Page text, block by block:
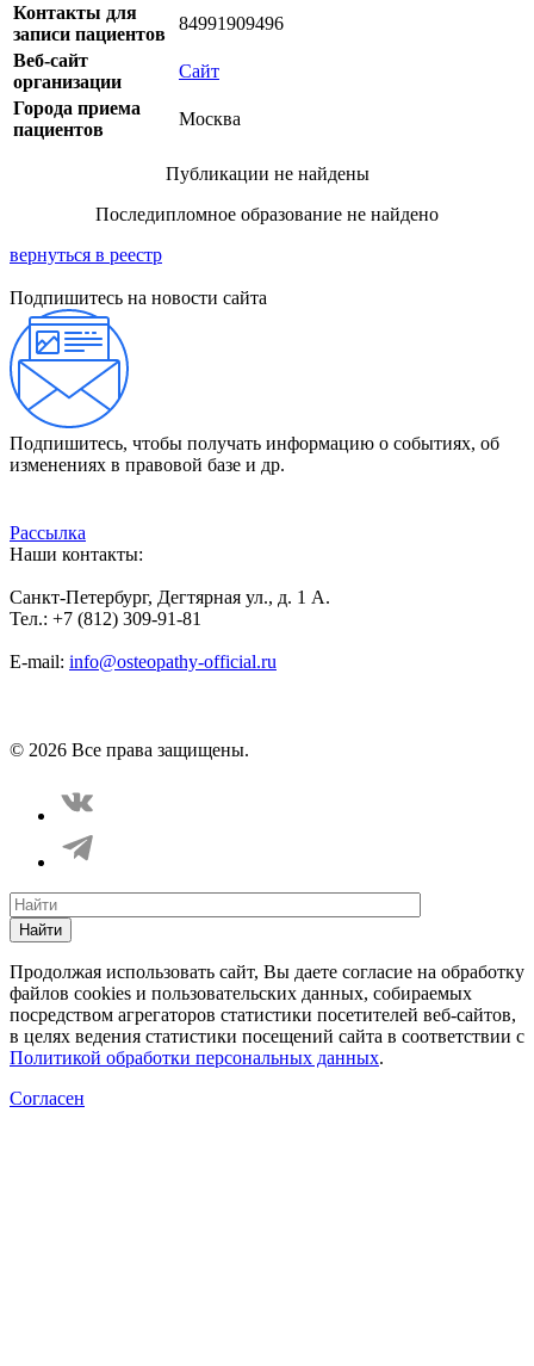
Контакты для
записи пациентов
84991909496
Веб-сайт
организации
Сайт
Города приема
пациентов
Москва
Публикации не найдены
Последипломное образование не найдено
вернуться в реестр
Подпишитесь на новости сайта
Подпишитесь, чтобы получать информацию о событиях, об
изменениях в правовой базе и др.
Рассылка
Наши контакты:
Санкт-Петербург, Дегтярная ул., д. 1 А.
Тел.: +7 (812) 309-91-81
E-mail: info@osteopathy-official.ru
© 2026 Все права защищены.
Найти
Продолжая использовать сайт, Вы даете согласие на обработку
файлов cookies и пользовательских данных, собираемых
посредством агрегаторов статистики посетителей веб-сайтов,
в целях ведения статистики посещений сайта в соответствии с
Политикой обработки персональных данных.
Согласен